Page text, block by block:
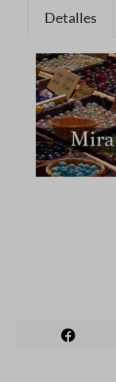
Detalles